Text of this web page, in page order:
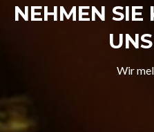
NEHMEN
Wir